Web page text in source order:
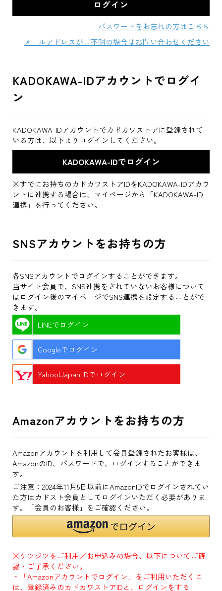
パスワードをお忘れの方はこちら
メールアドレスがご不明の場合はお問い合わせください
KADOKAWA-IDアカウントでログイ
ン
KADOKAWA-IDアカウントでカドカワストアに登録されて
いる方は、以下よりログインしてください。
※すでにお持ちのカドカワストアIDをKADOKAWA-IDアカウ
ントに連携する場合は、マイページから「KADOKAWA-ID
連携」を行ってください。
SNSアカウントをお持ちの方
各SNSアカウントでログインすることができます。
当サイト会員で、SNS連携をされていないお客様について
はログイン後のマイページでSNS連携を設定することがで
きます。
LINEでログイン
Googleでログイン
Yahoo!Japan IDでログイン
Amazonアカウントをお持ちの方
Amazonアカウントを利用して会員登録されたお客様は、
AmazonのID、パスワードで、ログインすることができま
す。
ご注意：2024年11月5日以前にAmazonIDでログインされてい
た方はカドスト会員としてログインいただく必要がありま
す。「会員のお客様」をご確認ください。
※ケツジツをご利用／お申込みの場合、以下についてご確
認・ご了承ください。
・「Amazonアカウントでログイン」をご利用いただくに
は、登録済みのカドカワストアIDと、ログインをする